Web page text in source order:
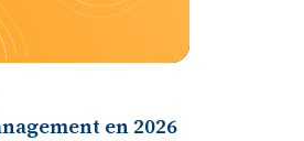
en 2026